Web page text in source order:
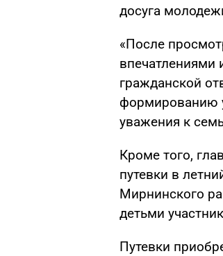
досуга
«После
гражданской
формированию
уважения к
Кроме того,
путевки в
Мирнинского
детьми
Путевки